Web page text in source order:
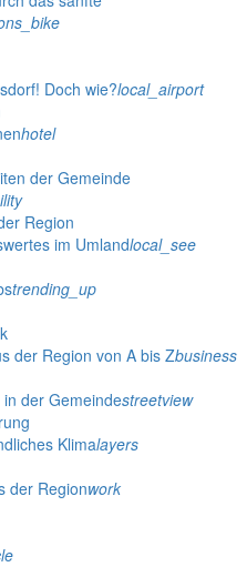
Doch wie?local_airport
hotel
der Gemeinde
Region
im Umlandlocal_see
trending_up
der Region von A bis Zbusiness
der Gemeindestreetview
Klimalayers
der Regionwork